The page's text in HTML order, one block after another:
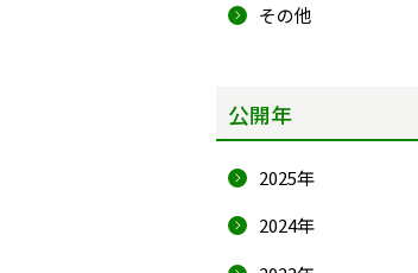
その他
公開年
2025年
2024年